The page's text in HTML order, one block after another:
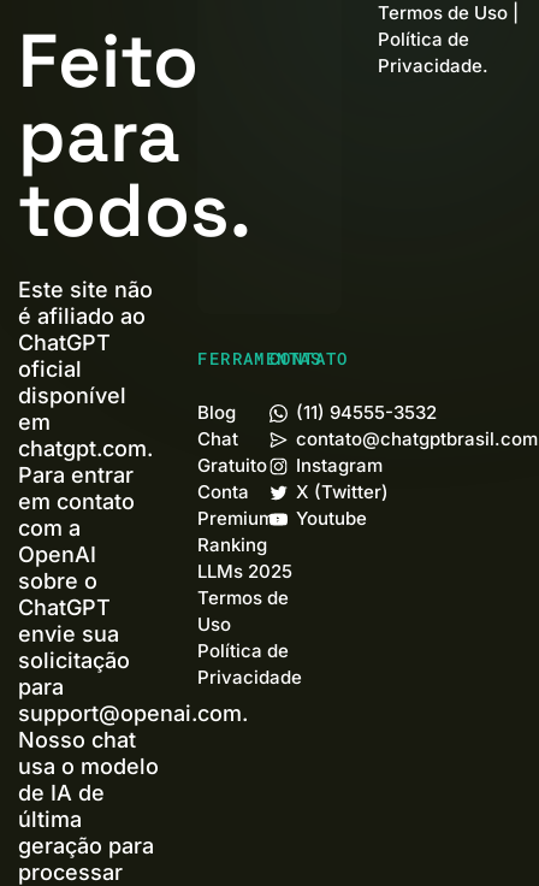
Feito
para
todos.
Este site não
é afiliado ao
ChatGPT
oficial
disponível
em
chatgpt.com.
Para entrar
em contato
com a
OpenAI
sobre o
ChatGPT
envie sua
solicitação
para
support@openai.com.
Nosso chat
usa o modelo
de IA de
última
geração para
processar
FERRAMENTAS
Blog
Chat
Gratuito
Conta
Premium+
Ranking
LLMs 2025
Termos de
Uso
Política de
Privacidade
CONTATO
(11) 94555-3532
Instagram
X (Twitter)
Youtube
Termos de Uso|
Política de
Privacidade.